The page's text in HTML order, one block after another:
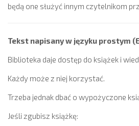
będą one służyć innym czytelnikom
Tekst napisany w języku prostym
Biblioteka daje dostęp do książek i
Każdy może z niej korzystać.
Trzeba jednak dbać o wypożyczone
Jeśli zgubisz książkę: